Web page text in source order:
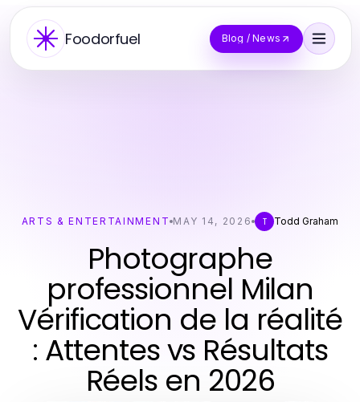
Foodorfuel Blog / News
ARTS & ENTERTAINMENT MAY 14, 2026 T Todd Graham
Photographe
professionnel Milan
Vérification de la réalité
: Attentes vs Résultats
Réels en 2026